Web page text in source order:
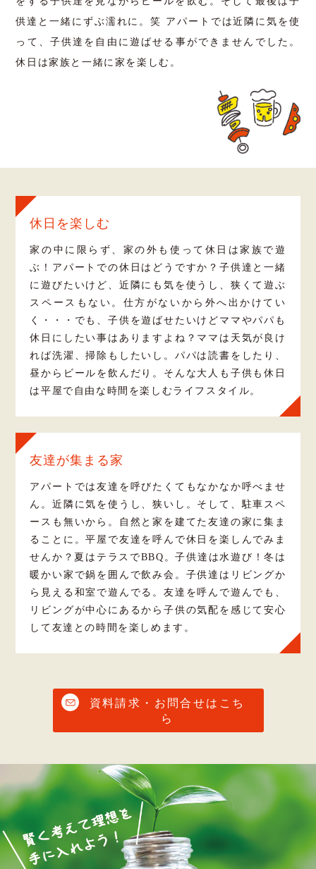
供達と一緒にずぶ濡れに。笑 アパートでは近隣に気を使
って、子供達を自由に遊ばせる事ができませんでした。
休日は家族と一緒に家を楽しむ。
休日を楽しむ
家の中に限らず、家の外も使って休日は家族で遊
ぶ！アパートでの休日はどうですか？子供達と一緒
に遊びたいけど、近隣にも気を使うし、狭くて遊ぶ
スペースもない。仕方がないから外へ出かけてい
く・・・でも、子供を遊ばせたいけどママやパパも
休日にしたい事はありますよね？ママは天気が良け
れば洗濯、掃除もしたいし。パパは読書をしたり、
昼からビールを飲んだり。そんな大人も子供も休日
は平屋で自由な時間を楽しむライフスタイル。
友達が集まる家
アパートでは友達を呼びたくてもなかなか呼べませ
ん。近隣に気を使うし、狭いし。そして、駐車スペ
ースも無いから。自然と家を建てた友達の家に集ま
ることに。平屋で友達を呼んで休日を楽しんでみま
せんか？夏はテラスでBBQ。子供達は水遊び！冬は
暖かい家で鍋を囲んで飲み会。子供達はリビングか
ら見える和室で遊んでる。友達を呼んで遊んでも、
リビングが中心にあるから子供の気配を感じて安心
して友達との時間を楽しめます。
資料請求・お問合せはこち
ら